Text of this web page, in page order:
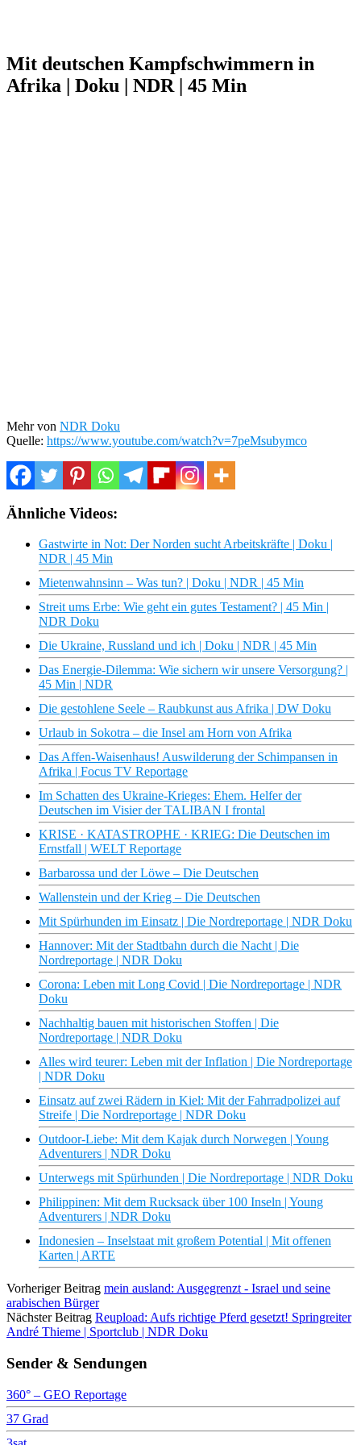
Mit deutschen Kampfschwimmern in
Afrika | Doku | NDR | 45 Min
Mehr von NDR Doku
Quelle: https://www.youtube.com/watch?v=7peMsubymco
Ähnliche Videos:
Gastwirte in Not: Der Norden sucht Arbeitskräfte | Doku |
NDR | 45 Min
Mietenwahnsinn – Was tun? | Doku | NDR | 45 Min
Streit ums Erbe: Wie geht ein gutes Testament? | 45 Min |
NDR Doku
Die Ukraine, Russland und ich | Doku | NDR | 45 Min
Das Energie-Dilemma: Wie sichern wir unsere Versorgung? |
45 Min | NDR
Die gestohlene Seele – Raubkunst aus Afrika | DW Doku
Urlaub in Sokotra – die Insel am Horn von Afrika
Das Affen-Waisenhaus! Auswilderung der Schimpansen in
Afrika | Focus TV Reportage
Im Schatten des Ukraine-Krieges: Ehem. Helfer der
Deutschen im Visier der TALIBAN I frontal
KRISE · KATASTROPHE · KRIEG: Die Deutschen im
Ernstfall | WELT Reportage
Barbarossa und der Löwe – Die Deutschen
Wallenstein und der Krieg – Die Deutschen
Mit Spürhunden im Einsatz | Die Nordreportage | NDR Doku
Hannover: Mit der Stadtbahn durch die Nacht | Die
Nordreportage | NDR Doku
Corona: Leben mit Long Covid | Die Nordreportage | NDR
Doku
Nachhaltig bauen mit historischen Stoffen | Die
Nordreportage | NDR Doku
Alles wird teurer: Leben mit der Inflation | Die Nordreportage
| NDR Doku
Einsatz auf zwei Rädern in Kiel: Mit der Fahrradpolizei auf
Streife | Die Nordreportage | NDR Doku
Outdoor-Liebe: Mit dem Kajak durch Norwegen | Young
Adventurers | NDR Doku
Unterwegs mit Spürhunden | Die Nordreportage | NDR Doku
Philippinen: Mit dem Rucksack über 100 Inseln | Young
Adventurers | NDR Doku
Indonesien – Inselstaat mit großem Potential | Mit offenen
Karten | ARTE
Vorheriger Beitrag mein ausland: Ausgegrenzt - Israel und seine
arabischen Bürger
Nächster Beitrag Reupload: Aufs richtige Pferd gesetzt! Springreiter
André Thieme | Sportclub | NDR Doku
Sender & Sendungen
360° – GEO Reportage
37 Grad